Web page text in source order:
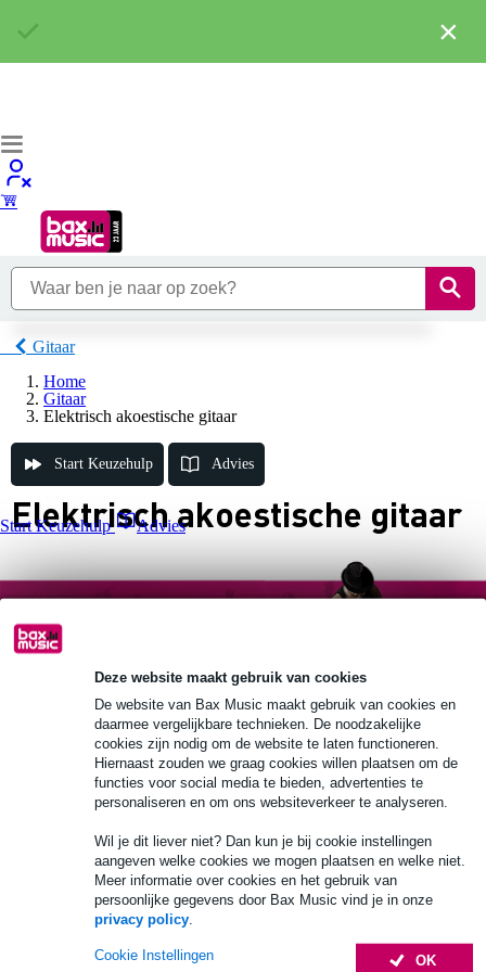
Deze website maakt gebruik van cookies
De website van Bax Music maakt gebruik van cookies en
daarmee vergelijkbare technieken. De noodzakelijke
cookies zijn nodig om de website te laten functioneren.
Hiernaast zouden we graag cookies willen plaatsen om de
functies voor social media te bieden, advertenties te
personaliseren en om ons websiteverkeer te analyseren.
Wil je dit liever niet? Dan kun je bij cookie instellingen
aangeven welke cookies we mogen plaatsen en welke niet.
Meer informatie over cookies en het gebruik van
persoonlijke gegevens door Bax Music vind je in onze
privacy policy
OK
Cookie Instellingen
Gitaar
Home
Gitaar
Elektrisch akoestische gitaar
Start Keuzehulp Advies
Elektrisch akoestische gitaar
Start Keuzehulp Advies
Elektrisch akoestische
klassieke gitaar
Elektrisch akoestische
westerngitaar
×